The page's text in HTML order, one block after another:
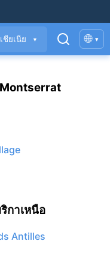
ชียเนีย ▼ 🌐 ▾
กาเหนือ
Antilles